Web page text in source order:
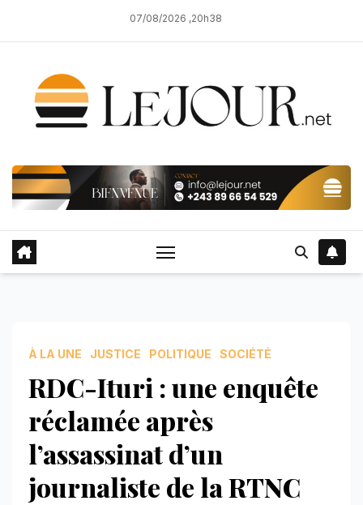
07/08/2026 ,20h38
À LA UNE JUSTICE POLITIQUE SOCIÉTÉ
RDC-Ituri : une enquête
réclamée après
l’assassinat d’un
journaliste de la RTNC